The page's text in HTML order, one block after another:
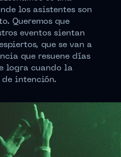
los asistentes son
Queremos que
eventos sientan
que se van a
que resuene días
logra cuando la
de intención.